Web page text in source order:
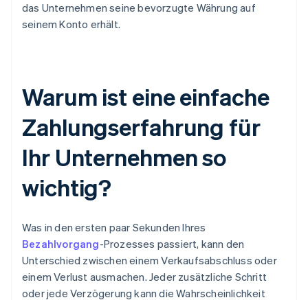
das Unternehmen seine bevorzugte Währung auf
seinem Konto erhält.
Warum ist eine einfache
Zahlungserfahrung für
Ihr Unternehmen so
wichtig?
Was in den ersten paar Sekunden Ihres
Bezahlvorgang-Prozesses passiert, kann den
Unterschied zwischen einem Verkaufsabschluss oder
einem Verlust ausmachen. Jeder zusätzliche Schritt
oder jede Verzögerung kann die Wahrscheinlichkeit